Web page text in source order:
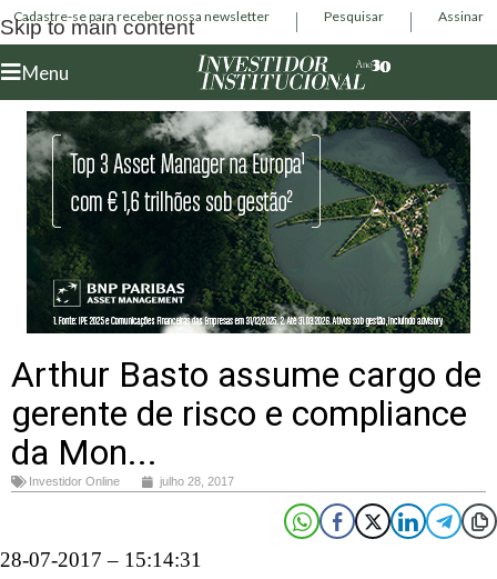
Skip to main content
Cadastre-se para receber nossa newsletter Pesquisar Assinar
Menu
Arthur Basto assume cargo de
gerente de risco e compliance
da Mon...
Investidor Online julho 28, 2017
28-07-2017 – 15:14:31